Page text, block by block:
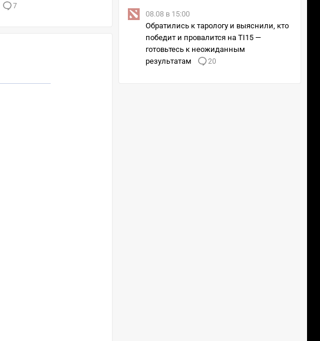
7
08.08 в 15:00
Обратились к тарологу и выяснили, кто
победит и провалится на TI15 —
готовьтесь к неожиданным
результатам
20